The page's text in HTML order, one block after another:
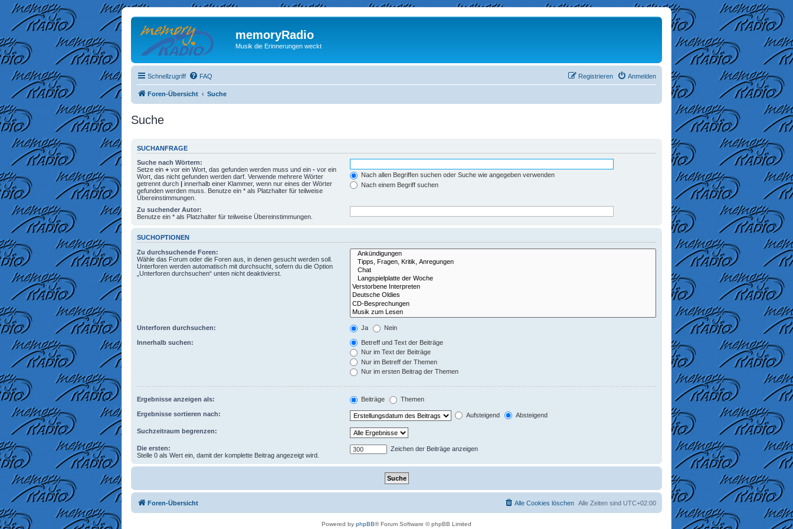
memoryRadio
Musik die Erinnerungen weckt
Schnellzugriff FAQ Anmelden
Registrieren
Foren-Übersicht Suche
Suche
SUCHANFRAGE
Suche nach Wörtern:
Setze ein + vor ein Wort, das gefunden werden muss und ein - vor ein
Wort, das nicht gefunden werden darf. Verwende mehrere Wörter
getrennt durch | innerhalb einer Klammer, wenn nur eines der Wörter
gefunden werden muss. Benutze ein * als Platzhalter für teilweise
Übereinstimmungen.
Nach allen Begriffen suchen oder Suche wie angegeben verwenden
Nach einem Begriff suchen
Zu suchender Autor:
Benutze ein * als Platzhalter für teilweise Übereinstimmungen.
SUCHOPTIONEN
Zu durchsuchende Foren:
Wähle das Forum oder die Foren aus, in denen gesucht werden soll.
Unterforen werden automatisch mit durchsucht, sofern du die Option
„Unterforen durchsuchen“ unten nicht deaktivierst.
Unterforen durchsuchen: Ja Nein
Innerhalb suchen:
Betreff und Text der Beiträge
Nur im Text der Beiträge
Nur im Betreff der Themen
Nur im ersten Beitrag der Themen
Ergebnisse anzeigen als: Beiträge Themen
Ergebnisse sortieren nach: Aufsteigend Absteigend
Suchzeitraum begrenzen:
Die ersten:
Stelle 0 als Wert ein, damit der komplette Beitrag angezeigt wird.
Zeichen der Beiträge anzeigen
Foren-Übersicht Alle Zeiten sind UTC+02:00
Alle Cookies löschen
Powered by phpBB® Forum Software © phpBB Limited